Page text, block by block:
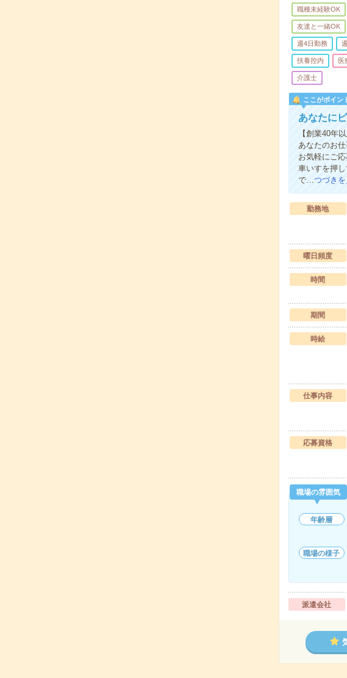
職種未経験OK
友達と一緒OK
週4日勤務
扶養控内 医
介護士
ここがポイン
あなたに
【創業40年
あなたのお
お気軽にご
車いすを押
で…つづきを
勤務地
曜日頻度
時間
期間
時給
仕事内容
応募資格
職場の雰囲気
年齢層
職場の様子
派遣会社